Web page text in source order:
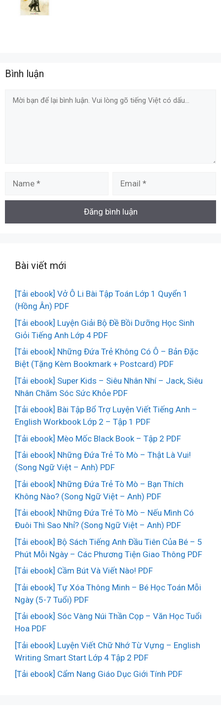
Bình luận
Comment
Bài viết mới
[Tải ebook] Vở Ô Li Bài Tập Toán Lớp 1 Quyển 1
(Hồng Ân) PDF
[Tải ebook] Luyện Giải Bộ Đề Bồi Dưỡng Học Sinh
Giỏi Tiếng Anh Lớp 4 PDF
[Tải ebook] Những Đứa Trẻ Không Có Ô – Bản Đặc
Biệt (Tặng Kèm Bookmark + Postcard) PDF
[Tải ebook] Super Kids – Siêu Nhân Nhí – Jack, Siêu
Nhân Chăm Sóc Sức Khỏe PDF
[Tải ebook] Bài Tập Bổ Trợ Luyện Viết Tiếng Anh –
English Workbook Lớp 2 – Tập 1 PDF
[Tải ebook] Mèo Mốc Black Book – Tập 2 PDF
[Tải ebook] Những Đứa Trẻ Tò Mò – Thật Là Vui!
(Song Ngữ Việt – Anh) PDF
[Tải ebook] Những Đứa Trẻ Tò Mò – Bạn Thích
Không Nào? (Song Ngữ Việt – Anh) PDF
[Tải ebook] Những Đứa Trẻ Tò Mò – Nếu Mình Có
Đuôi Thì Sao Nhỉ? (Song Ngữ Việt – Anh) PDF
[Tải ebook] Bộ Sách Tiếng Anh Đầu Tiên Của Bé – 5
Phút Mỗi Ngày – Các Phương Tiện Giao Thông PDF
[Tải ebook] Cầm Bút Và Viết Nào! PDF
[Tải ebook] Tự Xóa Thông Minh – Bé Học Toán Mỗi
Ngày (5-7 Tuổi) PDF
[Tải ebook] Sóc Vàng Núi Thần Cọp – Văn Học Tuổi
Hoa PDF
[Tải ebook] Luyện Viết Chữ Nhớ Từ Vựng – English
Writing Smart Start Lớp 4 Tập 2 PDF
[Tải ebook] Cẩm Nang Giáo Dục Giới Tính PDF